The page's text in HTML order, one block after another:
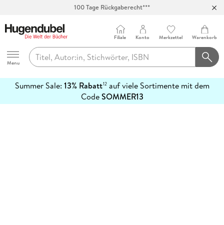
100 Tage Rückgaberecht***
Hugendubel
Menu
Filiale Konto Merkzettel Warenkorb
Summer Sale: 13% Rabatt12auf viele Sortimente mit dem
CodeSOMMER13
erfahren